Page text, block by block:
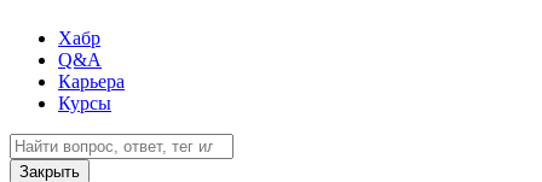
Хабр
Q&A
Карьера
Курсы
Закрыть